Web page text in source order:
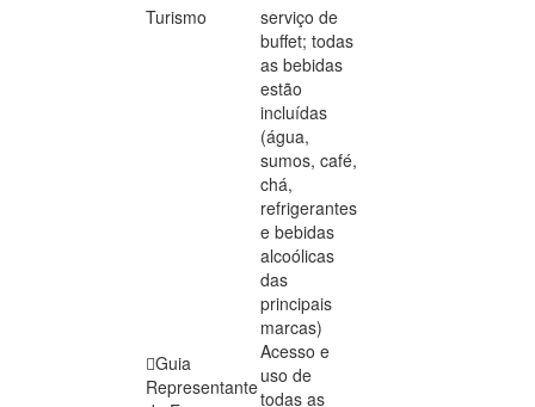
Turismo
serviço de
buffet; todas
as bebidas
estão
incluídas
(água,
sumos, café,
chá,
refrigerantes
e bebidas
alcoólicas
das
principais
marcas)
Guia
Representante
Acesso e
uso de
todas as